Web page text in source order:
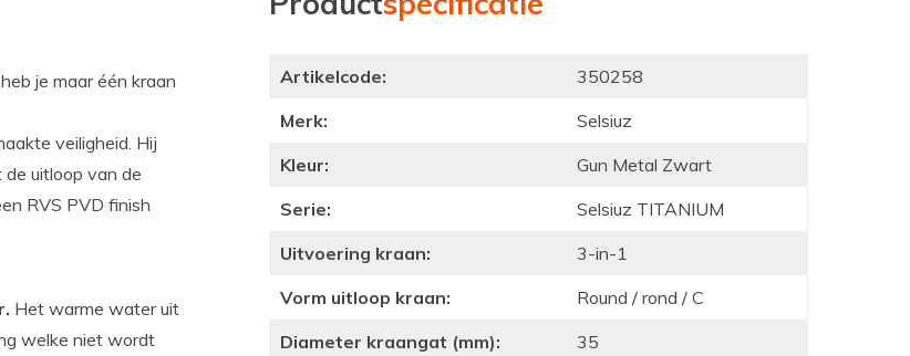
je maar één kraan
veiligheid. Hij
uitloop van de
RVS PVD finish
Het warme water uit
welke niet wordt
Artikelcode:
350258
Merk:
Selsiuz
Kleur:
Gun Metal Zwart
Serie:
Selsiuz TITANIUM
Uitvoering kraan:
3-in-1
Vorm uitloop kraan:
Round / rond / C
Diameter kraangat (mm):
35